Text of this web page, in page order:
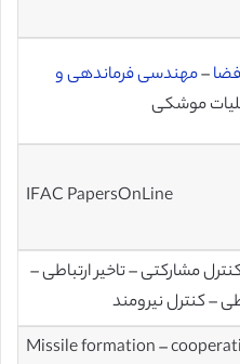
–مهندسی فرماندهی و
موشکی
IFAC PapersOnLine
مشارکتی – تاخیر ارتباطی –
– کنترل نیرومند
Missile formation –